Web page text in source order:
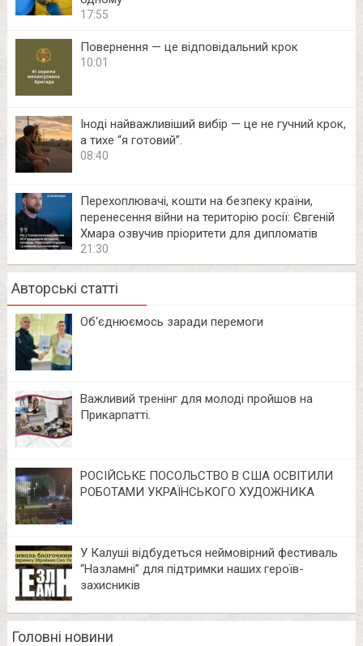
17:55
Повернення — це відповідальний крок
10:01
Іноді найважливіший вибір — це не гучний крок,
а тихе “я готовий”.
08:40
Перехоплювачі, кошти на безпеку країни,
перенесення війни на територію росії: Євгеній
Хмара озвучив пріоритети для дипломатів
21:30
Авторські статті
Об‘єднюємось заради перемоги
Важливий тренінг для молоді пройшов на
Прикарпатті.
РОСІЙСЬКЕ ПОСОЛЬСТВО В США ОСВІТИЛИ
РОБОТАМИ УКРАЇНСЬКОГО ХУДОЖНИКА
У Калуші відбудеться неймовірний фестиваль
“Назламні” для підтримки наших героїв-
захисників
Головні новини